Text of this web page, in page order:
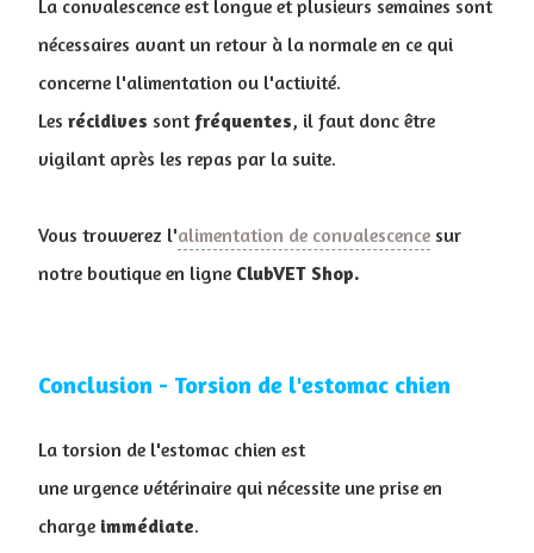
La convalescence est longue et plusieurs semaines sont
nécessaires avant un retour à la normale en ce qui
concerne l'alimentation ou l'activité.
Les récidives sont fréquentes, il faut donc être
vigilant après les repas par la suite.
Vous trouverez l'alimentation de convalescence sur
notre boutique en ligne ClubVET Shop.
Conclusion - Torsion de l'estomac chien
La torsion de l'estomac chien est
une urgence vétérinaire qui nécessite une prise en
charge immédiate.